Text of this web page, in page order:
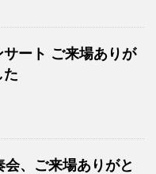
た多様な活動にも積
常任指揮者に就任。
（ピアノ）、日本フ
ンサートマスター木
黒岩英臣氏、松岡究
中島章博氏の指導を
ート ご来場ありが
た
、ご来場ありがと